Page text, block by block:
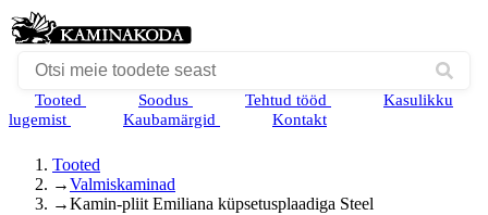
Tooted Soodus Tehtud tööd
Kasulikku
lugemist
Kaubamärgid Kontakt
Tooted
→Valmiskaminad
→Kamin-pliit Emiliana küpsetusplaadiga Steel